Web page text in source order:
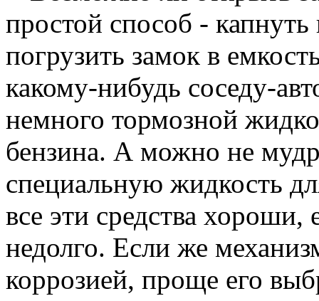
простой способ -
погрузить замок в
какому-нибудь соседу-
немного тормозной
бензина. А можно не
специальную жидкость
все эти средства хороши,
недолго. Если же
коррозией, проще его